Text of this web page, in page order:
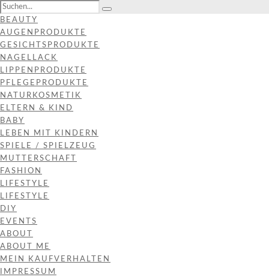
BEAUTY
AUGENPRODUKTE
GESICHTSPRODUKTE
NAGELLACK
LIPPENPRODUKTE
PFLEGEPRODUKTE
NATURKOSMETIK
ELTERN & KIND
BABY
LEBEN MIT KINDERN
SPIELE / SPIELZEUG
MUTTERSCHAFT
FASHION
LIFESTYLE
LIFESTYLE
DIY
EVENTS
ABOUT
ABOUT ME
MEIN KAUFVERHALTEN
IMPRESSUM